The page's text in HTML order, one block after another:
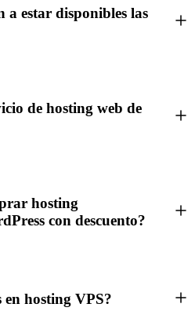
a estar disponibles las
de hosting web de
hosting
con descuento?
en hosting VPS?